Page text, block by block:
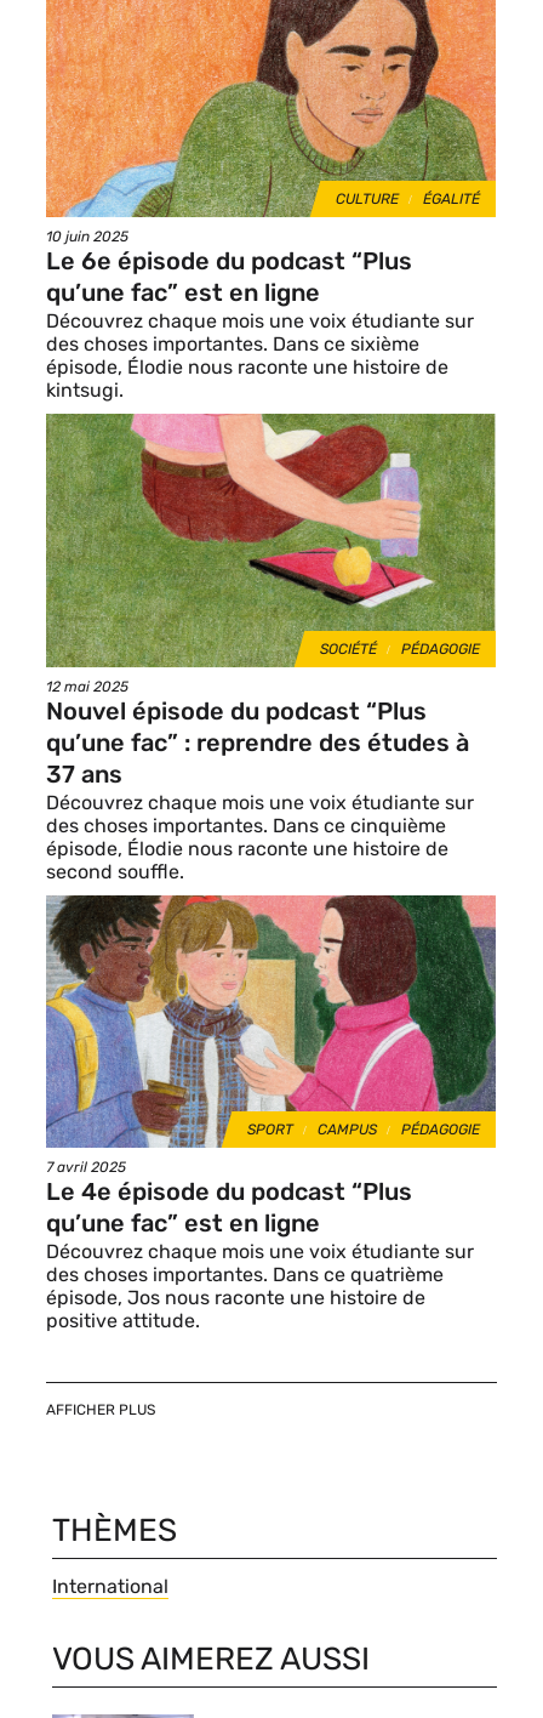
vignette
THÈMES
CULTURE ÉGALITÉ
Date
de
publication
10 juin 2025
Le 6e épisode du podcast “Plus
qu’une fac” est en ligne
Découvrez chaque mois une voix étudiante sur
des choses importantes. Dans ce sixième
épisode, Élodie nous raconte une histoire de
kintsugi.
Image
de
vignette
THÈMES
SOCIÉTÉ PÉDAGOGIE
Date
de
publication
12 mai 2025
Nouvel épisode du podcast “Plus
qu’une fac” : reprendre des études à
37 ans
Découvrez chaque mois une voix étudiante sur
des choses importantes. Dans ce cinquième
épisode, Élodie nous raconte une histoire de
second souffle.
Image
de
vignette
THÈMES
SPORT CAMPUS PÉDAGOGIE
Date
de
publication
7 avril 2025
Le 4e épisode du podcast “Plus
qu’une fac” est en ligne
Découvrez chaque mois une voix étudiante sur
des choses importantes. Dans ce quatrième
épisode, Jos nous raconte une histoire de
positive attitude.
AFFICHER PLUS
THÈMES
Thèmes
International
VOUS AIMEREZ AUSSI